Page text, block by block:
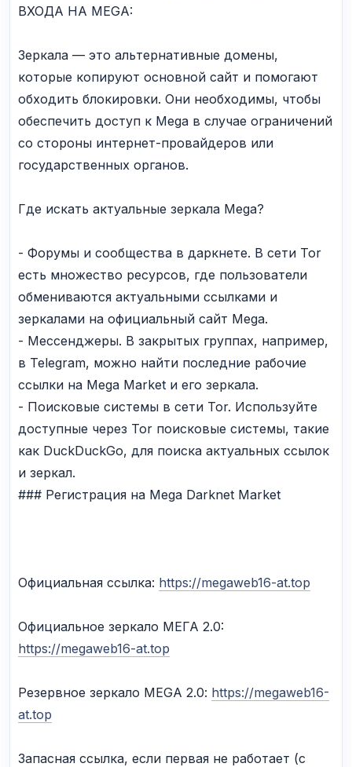
ВХОДА НА MEGA:
Зеркала — это альтернативные домены,
которые копируют основной сайт и помогают
обходить блокировки. Они необходимы, чтобы
обеспечить доступ к Mega в случае ограничений
со стороны интернет-провайдеров или
государственных органов.
Где искать актуальные зеркала Mega?
- Форумы и сообщества в даркнете. В сети Tor
есть множество ресурсов, где пользователи
обмениваются актуальными ссылками и
зеркалами на официальный сайт Mega.
- Мессенджеры. В закрытых группах, например,
в Telegram, можно найти последние рабочие
ссылки на Mega Market и его зеркала.
- Поисковые системы в сети Tor. Используйте
доступные через Tor поисковые системы, такие
как DuckDuckGo, для поиска актуальных ссылок
и зеркал.
### Регистрация на Mega Darknet Market
Официальная ссылка: https://megaweb16-at.top
Официальное зеркалo МЕГА 2.0:
https://megaweb16-at.top
Резервное зеркалo MEGA 2.0: https://megaweb16-
at.top
Запасная ссылка, если первая не работает (с